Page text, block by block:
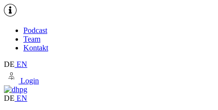
Podcast
Team
Kontakt
DE EN
Login
DE EN